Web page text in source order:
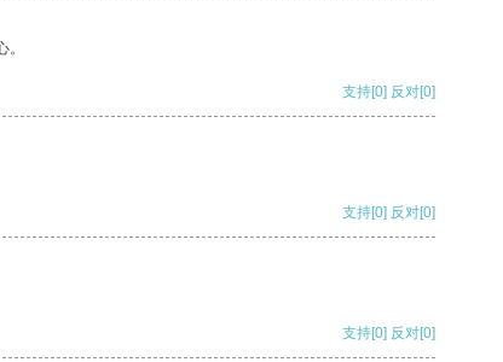
支持[0] 反对[0]
支持[0] 反对[0]
支持[0] 反对[0]